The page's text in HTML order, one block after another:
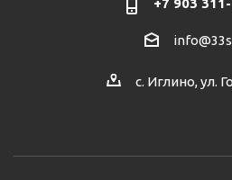
+7 903
с. Иглино, ул.